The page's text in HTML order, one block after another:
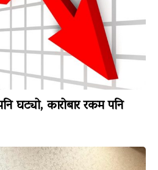
घट्यो, कारोबार रकम पनि